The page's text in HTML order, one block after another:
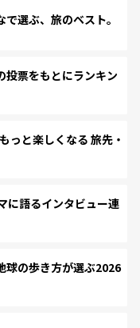
選ぶ、旅のベスト。
票をもとにランキン
と楽しくなる 旅先・
に語るインタビュー連
球の歩き方が選ぶ2026